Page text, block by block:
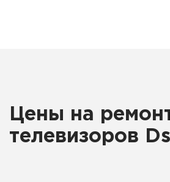
Цены на
телевизоров